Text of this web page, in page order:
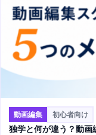
動画編集 初心者向け
独学と何が違う？動画